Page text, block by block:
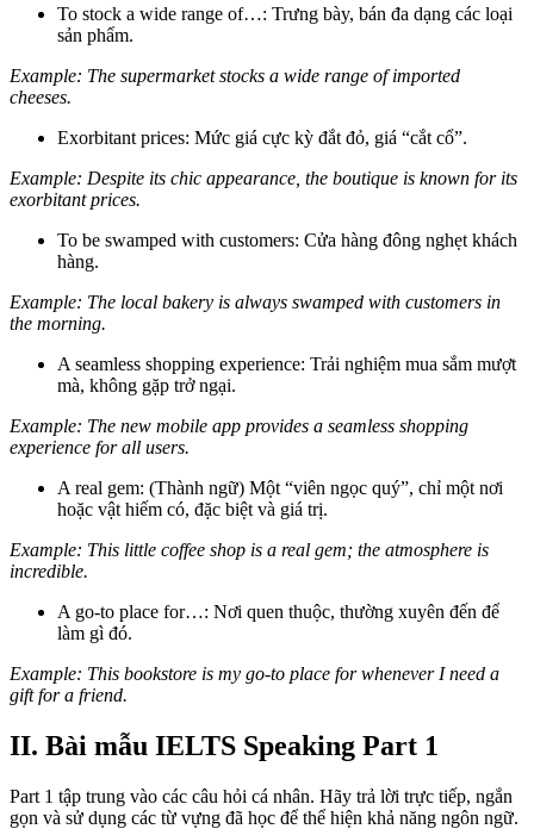
To stock a wide range of…: Trưng bày, bán đa dạng các loại
sản phẩm.
Example: The supermarket stocks a wide range of imported
cheeses.
Exorbitant prices: Mức giá cực kỳ đắt đỏ, giá “cắt cổ”.
Example: Despite its chic appearance, the boutique is known for its
exorbitant prices.
To be swamped with customers: Cửa hàng đông nghẹt khách
hàng.
Example: The local bakery is always swamped with customers in
the morning.
A seamless shopping experience: Trải nghiệm mua sắm mượt
mà, không gặp trở ngại.
Example: The new mobile app provides a seamless shopping
experience for all users.
A real gem: (Thành ngữ) Một “viên ngọc quý”, chỉ một nơi
hoặc vật hiếm có, đặc biệt và giá trị.
Example: This little coffee shop is a real gem; the atmosphere is
incredible.
A go-to place for…: Nơi quen thuộc, thường xuyên đến để
làm gì đó.
Example: This bookstore is my go-to place for whenever I need a
gift for a friend.
II. Bài mẫu IELTS Speaking Part 1
Part 1 tập trung vào các câu hỏi cá nhân. Hãy trả lời trực tiếp, ngắn
gọn và sử dụng các từ vựng đã học để thể hiện khả năng ngôn ngữ.